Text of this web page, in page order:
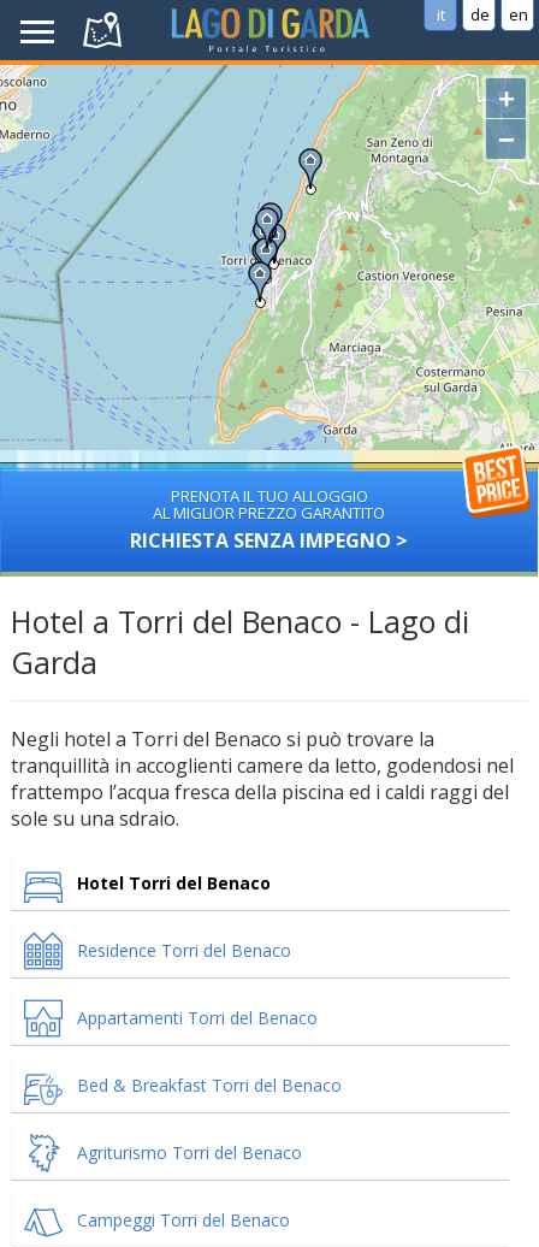
it de en
+
−
PRENOTA IL TUO ALLOGGIO
AL MIGLIOR PREZZO GARANTITO
RICHIESTA SENZA IMPEGNO >
Hotel a Torri del Benaco - Lago di
Garda
Negli hotel a Torri del Benaco si può trovare la
tranquillità in accoglienti camere da letto, godendosi nel
frattempo l’acqua fresca della piscina ed i caldi raggi del
sole su una sdraio.
Hotel Torri del Benaco
Residence Torri del Benaco
Appartamenti Torri del Benaco
Bed & Breakfast Torri del Benaco
Agriturismo Torri del Benaco
Campeggi Torri del Benaco